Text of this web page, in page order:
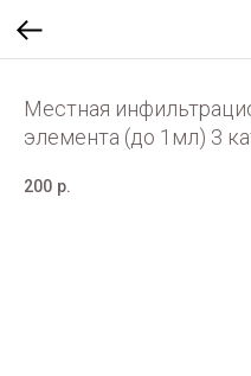
Местная
элемента (до 1мл) 3
200 р.